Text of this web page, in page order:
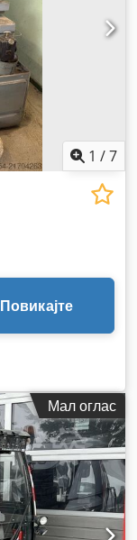
1 /7
Повикајте
Мал оглас